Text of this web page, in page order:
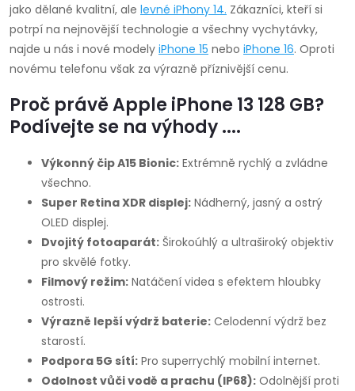
jako dělané kvalitní, ale levné iPhony 14. Zákazníci, kteří si
potrpí na nejnovější technologie a všechny vychytávky,
najde u nás i nové modely iPhone 15 nebo iPhone 16. Oproti
novému telefonu však za výrazně příznivější cenu.
Proč právě Apple iPhone 13 128 GB?
Podívejte se na výhody ....
Výkonný čip A15 Bionic: Extrémně rychlý a zvládne
všechno.
Super Retina XDR displej: Nádherný, jasný a ostrý
OLED displej.
Dvojitý fotoaparát: Širokoúhlý a ultraširoký objektiv
pro skvělé fotky.
Filmový režim: Natáčení videa s efektem hloubky
ostrosti.
Výrazně lepší výdrž baterie: Celodenní výdrž bez
starostí.
Podpora 5G sítí: Pro superrychlý mobilní internet.
Odolnost vůči vodě a prachu (IP68): Odolnější proti